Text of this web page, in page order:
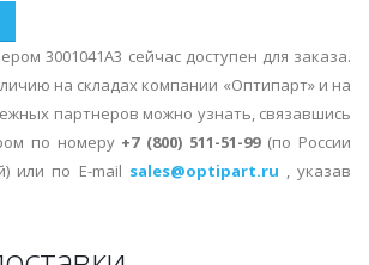
3001041A3 сейчас доступен для заказа.
на складах компании «Оптипарт» и на
партнеров можно узнать, связавшись
по номеру +7 (800) 511-51-99(по России
или по E-mail sales@optipart.ru , указав